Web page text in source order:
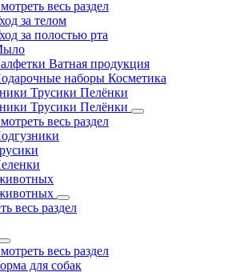
весь раздел
за телом
за полостью рта
Ватная продукция
наборы Косметика
Трусики Пелёнки
Трусики Пелёнки
весь раздел
весь раздел
весь раздел
для собак